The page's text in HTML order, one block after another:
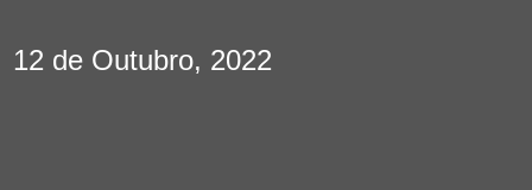
12 de Outubro, 2022